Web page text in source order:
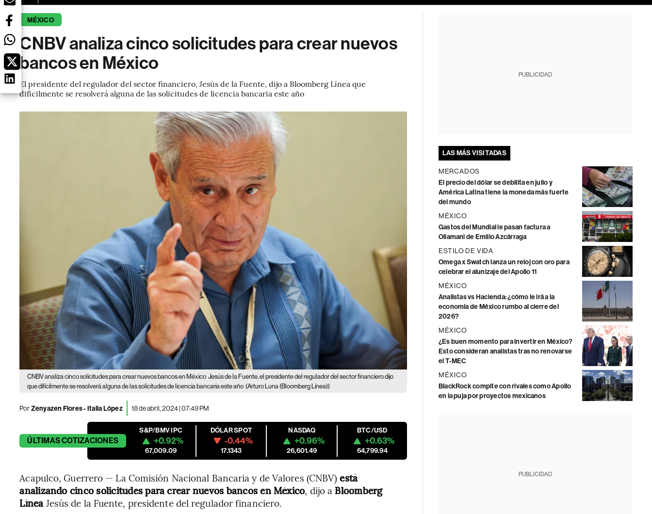
MÉXICO
CNBV analiza cinco solicitudes para crear nuevos
bancos en México
El presidente del regulador del sector financiero, Jesús de la Fuente, dijo a Bloomberg Línea que
difícilmente se resolverá alguna de las solicitudes de licencia bancaria este año
CNBV analiza cinco solicitudes para crear nuevos bancos en México Jesús de la Fuente, el presidente del regulador del sector financiero dijo
que difícilmente se resolverá alguna de las solicitudes de licencia bancaria este año (Arturo Luna (Bloomberg Línea))
PorZenyazen Flores-Italia López 18 de abril, 2024 | 07:49 PM
ÚLTIMASCOTIZACIONES
S&P/BMV IPC
+0.92%
67,009.09
DÓLAR SPOT
-0.44%
17.1343
NASDAQ
+0.96%
26,601.49
BTC/USD
+0.63%
64,799.94
Acapulco, Guerrero — La Comisión Nacional Bancaria y de Valores (CNBV)está
analizando cinco solicitudes para crear nuevos bancos en México, dijo a Bloomberg
LíneaJesús de la Fuente, presidente del regulador financiero.
PUBLICIDAD
LAS MÁS VISITADAS
MERCADOS
El precio del dólar se debilita en julio y
América Latina tiene la moneda más fuerte
del mundo
MÉXICO
Gastos del Mundial le pasan factura a
Ollamani de Emilio Azcárraga
ESTILO DE VIDA
Omega x Swatch lanza un reloj con oro para
celebrar el alunizaje del Apollo 11
MÉXICO
Analistas vs Hacienda: ¿cómo le irá a la
economía de México rumbo al cierre del
2026?
MÉXICO
¿Es buen momento para invertir en México?
Esto consideran analistas tras no renovarse
el T-MEC
MÉXICO
BlackRock compite con rivales como Apollo
en la puja por proyectos mexicanos
PUBLICIDAD